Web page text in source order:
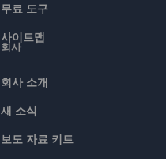
무료 도구
사이트맵
회사
회사 소개
새 소식
보도 자료 키트